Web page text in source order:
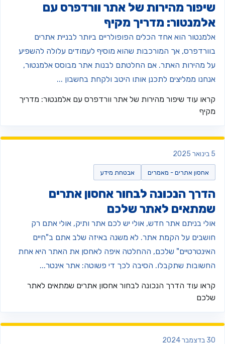
מהירות של אתר וורדפרס עם
מדריך מקיף
הוא אחד הכלים הפופולריים ביותר לבניית אתרים
אך המורכבות שהוא מוסיף לעמודים עלולה להשפיע
מהירות האתר. אם החלטתם לבנות אתר מבוסס אלמנטור,
ממליצים לתכנן אותו היטב ולקחת בחשבון ...
עוד שיפור מהירות של אתר וורדפרס עם אלמנטור: מדריך
אחסון אתרים - מאמרים אבטחת מידע
הנכונה לבחור אחסון אתרים
לאתר שלכם
בניתם אתר חדש, אולי יש לכם אתר ותיק, אולי אתם רק
על הקמת אתר. לא משנה באיזה שלב אתם ב"חיים
שלכם, ההחלטה איפה לאחסן את האתר היא אחת
שתקבלו. הסיבה לכך די פשוטה: אתר אינטר...
עוד הדרך הנכונה לבחור אחסון אתרים שמתאים לאתר